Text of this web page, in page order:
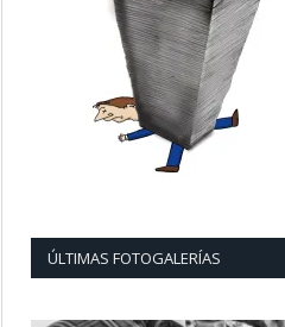
ÚLTIMAS FOTOGALERÍAS